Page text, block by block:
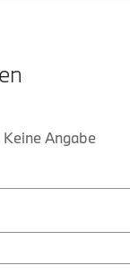
Keine Angabe